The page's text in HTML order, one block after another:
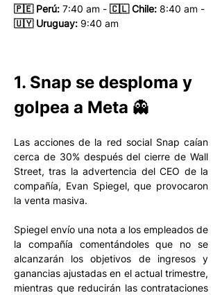
🇵🇪 Perú: 7:40 am - 🇨🇱 Chile: 8:40 am -
🇺🇾 Uruguay: 9:40 am
1. Snap se desploma y
golpea a Meta 👻
Las acciones de la red social Snap caían
cerca de 30% después del cierre de Wall
Street, tras la advertencia del CEO de la
compañía, Evan Spiegel, que provocaron
la venta masiva.
Spiegel envío una nota a los empleados de
la compañía comentándoles que no se
alcanzarán los objetivos de ingresos y
ganancias ajustadas en el actual trimestre,
mientras que reducirán las contrataciones